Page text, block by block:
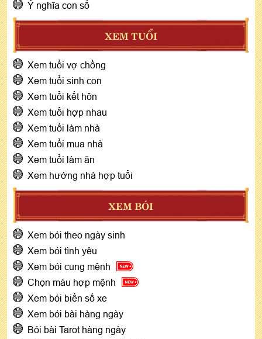
Ý nghĩa con số
XEM TUỔI
Xem tuổi vợ chồng
Xem tuổi sinh con
Xem tuổi kết hôn
Xem tuổi hợp nhau
Xem tuổi làm nhà
Xem tuổi mua nhà
Xem tuổi làm ăn
Xem hướng nhà hợp tuổi
XEM BÓI
Xem bói theo ngày sinh
Xem bói tình yêu
Xem bói cung mệnh
Chọn màu hợp mệnh
Xem bói biển số xe
Xem bói bài hàng ngày
Bói bài Tarot hàng ngày